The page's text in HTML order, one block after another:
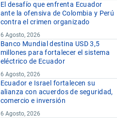
El desafío que enfrenta Ecuador
ante la ofensiva de Colombia y Perú
contra el crimen organizado
6 Agosto, 2026
Banco Mundial destina USD 3,5
millones para fortalecer el sistema
eléctrico de Ecuador
6 Agosto, 2026
Ecuador e Israel fortalecen su
alianza con acuerdos de seguridad,
comercio e inversión
6 Agosto, 2026